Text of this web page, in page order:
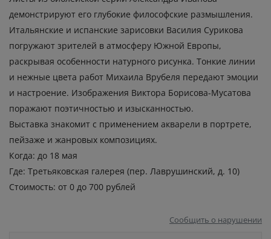
демонстрируют его глубокие философские размышления.
Итальянские и испанские зарисовки Василия Сурикова
погружают зрителей в атмосферу Южной Европы,
раскрывая особенности натурного рисунка. Тонкие линии
и нежные цвета работ Михаила Врубеля передают эмоции
и настроение. Изображения Виктора Борисова-Мусатова
поражают поэтичностью и изысканностью.
Выставка знакомит с применением акварели в портрете,
пейзаже и жанровых композициях.
Когда: до 18 мая
Где: Третьяковская галерея (пер. Лаврушинский, д. 10)
Стоимость: от 0 до 700 рублей
Сообщить о нарушении